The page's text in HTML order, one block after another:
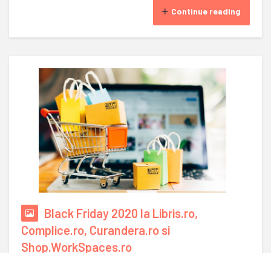
Continue reading
Black Friday 2020 la Libris.ro,
Complice.ro, Curandera.ro si
Shop.WorkSpaces.ro